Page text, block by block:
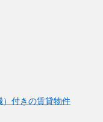
）付きの賃貸物件